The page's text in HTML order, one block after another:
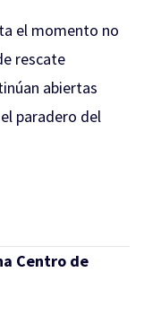
el momento no
rescate
abiertas
paradero del
Centro de